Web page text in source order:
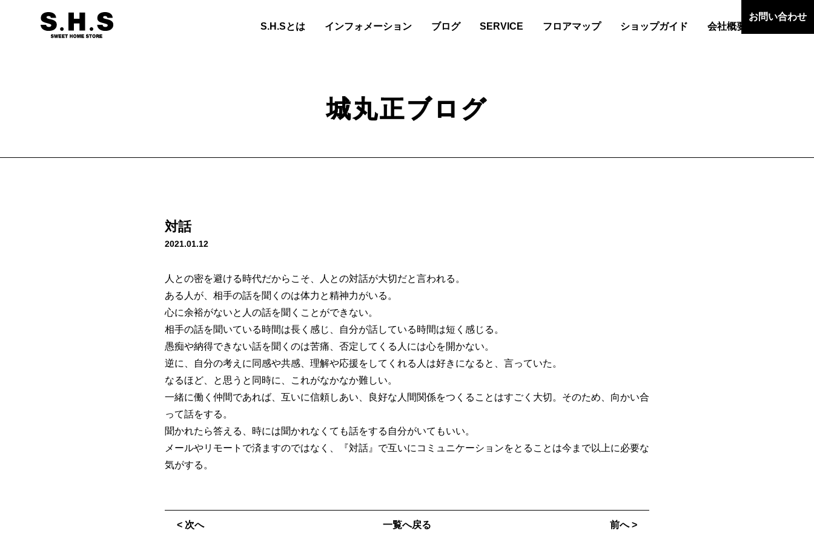
S.H.Sとは インフォメーション ブログ SERVICE フロアマップ ショップガイド 会社概要
お問い合わせ
城丸正ブログ
対話
2021.01.12
人との密を避ける時代だからこそ、人との対話が大切だと言われる。
ある人が、相手の話を聞くのは体力と精神力がいる。
心に余裕がないと人の話を聞くことができない。
相手の話を聞いている時間は長く感じ、自分が話している時間は短く感じる。
愚痴や納得できない話を聞くのは苦痛、否定してくる人には心を開かない。
逆に、自分の考えに同感や共感、理解や応援をしてくれる人は好きになると、言っていた。
なるほど、と思うと同時に、これがなかなか難しい。
一緒に働く仲間であれば、互いに信頼しあい、良好な人間関係をつくることはすごく大切。そのため、向かい合
って話をする。
聞かれたら答える、時には聞かれなくても話をする自分がいてもいい。
メールやリモートで済ますのではなく、『対話』で互いにコミュニケーションをとることは今まで以上に必要な
気がする。
< 次へ 前へ >
一覧へ戻る